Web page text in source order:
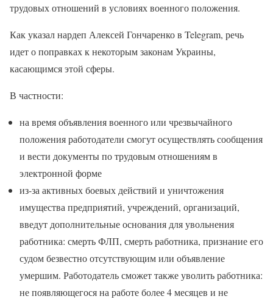
трудовых отношений в условиях военного положения.
Как указал нардеп Алексей Гончаренко в Telegram, речь
идет о поправках к некоторым законам Украины,
касающимся этой сферы.
В частности:
на время объявления военного или чрезвычайного
положения работодатели смогут осуществлять сообщения
и вести документы по трудовым отношениям в
электронной форме
из-за активных боевых действий и уничтожения
имущества предприятий, учреждений, организаций,
введут дополнительные основания для увольнения
работника: смерть ФЛП, смерть работника, признание его
судом безвестно отсутствующим или объявление
умершим. Работодатель сможет также уволить работника:
не появляющегося на работе более 4 месяцев и не